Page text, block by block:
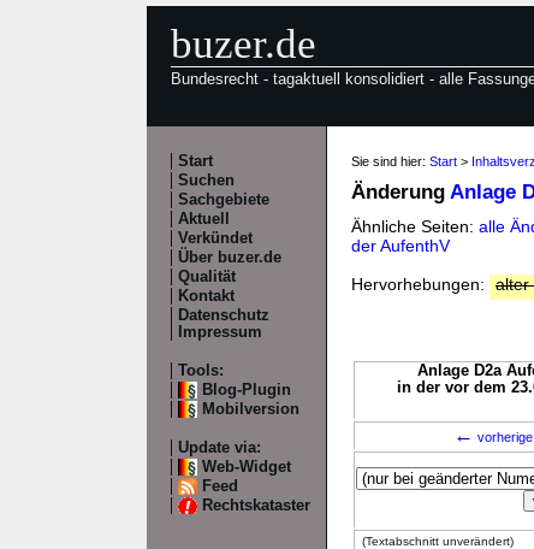
buzer.de
Bundesrecht - tagaktuell konsolidiert - alle
Start
Suchen
Sachgebiete
Aktuell
Verkündet
Über buzer.de
Qualität
Kontakt
Datenschutz
Impressum
Tools:
Blog-Plugin
Mobilversion
Update via:
Web-Widget
Feed
Rechtskataster
Sie sind hier: Start >
Änderung Anlage
Ähnliche Seiten: alle
der AufenthV
Hervorhebungen:
alter
Anlage D2a
in der vor dem
←
(Textabschnitt unverändert)